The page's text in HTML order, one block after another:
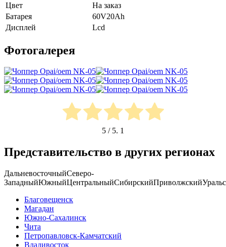
Цвет
На заказ
Батарея
60V20Ah
Дисплей
Lcd
Фотогалерея
5 / 5. 1
Представительство в других регионах
ДальневосточныйСеверо-
ЗападныйЮжныйЦентральныйСибирскийПриволжский
Благовещенск
Магадан
Южно-Сахалинск
Чита
Петропавловск-Камчатский
Владивосток